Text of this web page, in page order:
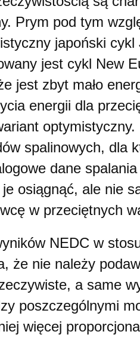
Prym pod tym
japoński
jest cykl New
jest zbyt mało
energii dla
spalinowych, dla
dane
osiągnąć, ale nie
w przeciętnych
NEDC w
że nie należy
a same
poszczególnymi
więcej